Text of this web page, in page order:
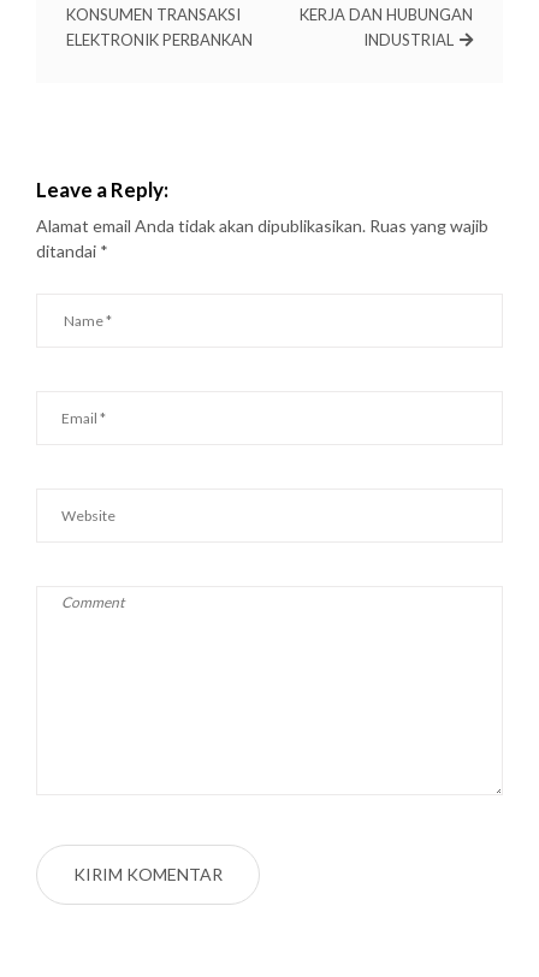
KONSUMEN TRANSAKSI
ELEKTRONIK PERBANKAN
KERJA DAN HUBUNGAN
INDUSTRIAL
Leave a Reply:
Alamat email Anda tidak akan dipublikasikan. Ruas yang wajib
ditandai *